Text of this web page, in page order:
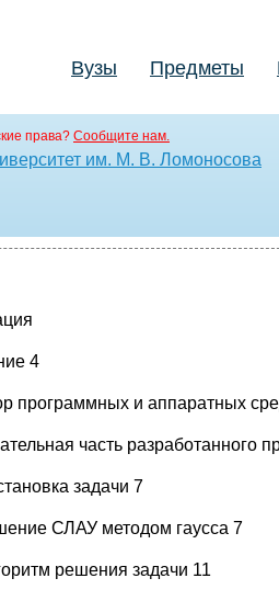
Вузы Предметы
права? Сообщите нам.
им. М. В. Ломоносова
4
программных и аппаратных
часть разработанного
задачи 7
СЛАУ методом гаусса 7
решения задачи 11